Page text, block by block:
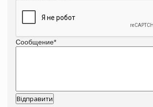
Сообщение*